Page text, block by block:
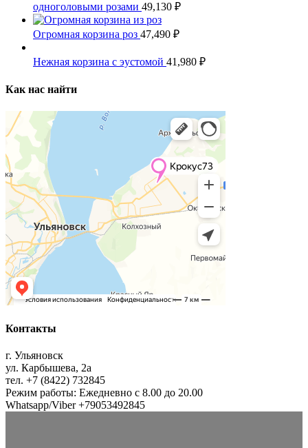
одноголовыми розами 49,130 ₽
Огромная корзина роз 47,490 ₽
Нежная корзина с эустомой 41,980 ₽
Как нас найти
Контакты
г. Ульяновск
ул. Карбышева, 2а
тел. +7 (8422) 732845
Режим работы: Ежедневно с 8.00 до 20.00
Whatsapp/Viber +79053492845